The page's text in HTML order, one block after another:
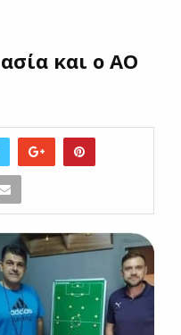
και ο ΑΟ